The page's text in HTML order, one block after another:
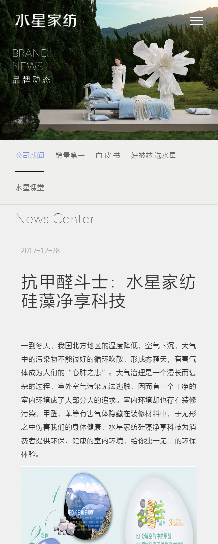
公司新闻 销量第一 白 皮 书 好被芯 选水星
水星课堂
News Center
2017-12-28
抗甲醛斗士：水星家纺
硅藻净享科技
一到冬天，我国北方地区的温度降低，空气下沉，大气
中的污染物不能很好的循环吹散，形成雾霾天，有害气
体成为人们的“心肺之患”。大气治理是一个漫长而复
杂的过程，室外空气污染无法逃脱，因而有一个干净的
室内环境成了大部分人的追求。室内环境却也存在装修
污染，甲醛、苯等有害气体隐藏在装修材料中，于无形
之中伤害我们的身体健康，水星家纺硅藻净享科技为消
费者提供环保、健康的室内环境，给你独一无二的环保
体验。